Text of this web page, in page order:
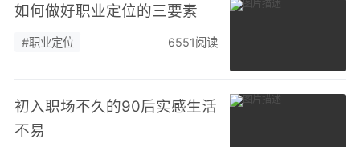
如何做好职业定位的三要素
#职业定位 6551阅读
初入职场不久的90后实感生活
不易